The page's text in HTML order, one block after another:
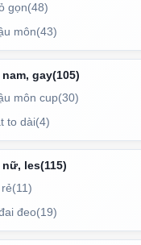
sát không tuột
chặt dương vật mà
gọn(48)
môn(43)
gay(105)
môn cup(30)
to dài(4)
les(115)
(11)
đeo(19)